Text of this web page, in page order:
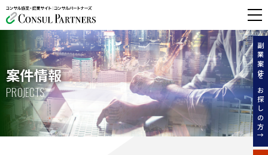
無料相談する
副業案件をお探しの方↑
案件情報
PROJECTS